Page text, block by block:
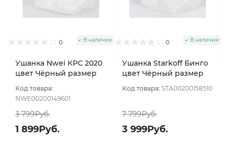
0 В наличии
Ушанка Nwei КРС 2020
цвет Чёрный размер
Код товара:
NWE00200149601
3 799Руб.
1 899Руб.
0 В наличии
Ушанка Starkoff Бинго
цвет Чёрный размер
Код товара: STA00200158510
7 799Руб.
3 999Руб.